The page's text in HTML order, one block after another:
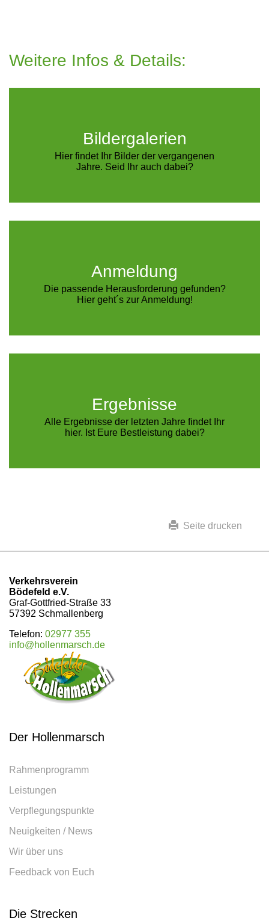
Weitere Infos & Details:
Bildergalerien
Hier findet Ihr Bilder der vergangenen
Jahre. Seid Ihr auch dabei?
Anmeldung
Die passende Herausforderung gefunden?
Hier geht´s zur Anmeldung!
Ergebnisse
Alle Ergebnisse der letzten Jahre findet Ihr
hier. Ist Eure Bestleistung dabei?
Seite drucken
Verkehrsverein
Bödefeld e.V.
Graf-Gottfried-Straße 33
57392 Schmallenberg
Telefon: 02977 355
info@hollenmarsch.de
Der Hollenmarsch
Rahmenprogramm
Leistungen
Verpflegungspunkte
Neuigkeiten / News
Wir über uns
Feedback von Euch
Die Strecken